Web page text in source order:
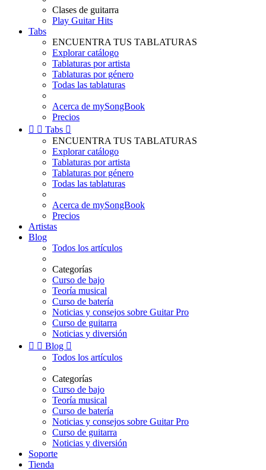
Clases de guitarra
Play Guitar Hits
Tabs
ENCUENTRA TUS TABLATURAS
Explorar catálogo
Tablaturas por artista
Tablaturas por género
Todas las tablaturas
Acerca de mySongBook
Precios
  Tabs 
ENCUENTRA TUS TABLATURAS
Explorar catálogo
Tablaturas por artista
Tablaturas por género
Todas las tablaturas
Acerca de mySongBook
Precios
Artistas
Blog
Todos los artículos
Categorías
Curso de bajo
Teoría musical
Curso de batería
Noticias y consejos sobre Guitar Pro
Curso de guitarra
Noticias y diversión
  Blog 
Todos los artículos
Categorías
Curso de bajo
Teoría musical
Curso de batería
Noticias y consejos sobre Guitar Pro
Curso de guitarra
Noticias y diversión
Soporte
Tienda